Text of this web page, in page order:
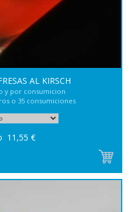
AL KIRSCH
y por consumicion
o 35 consumiciones
11,55 €